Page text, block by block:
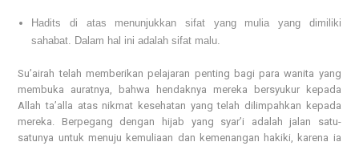
Hadits di atas menunjukkan sifat yang mulia yang dimiliki
sahabat. Dalam hal ini adalah sifat malu.
Su’airah telah memberikan pelajaran penting bagi para wanita yang
membuka auratnya, bahwa hendaknya mereka bersyukur kepada
Allah ta’alla atas nikmat kesehatan yang telah dilimpahkan kepada
mereka. Berpegang dengan hijab yang syar’i adalah jalan satu-
satunya untuk menuju kemuliaan dan kemenangan hakiki, karena ia